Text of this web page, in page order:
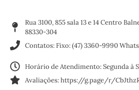
Rua 3100, 855 sala 13 e 14 Centro
88330-304
Contatos: Fixo: (47) 3360-9990
Horário de Atendimento: Segunda à
Avaliações: https://g.page/r/